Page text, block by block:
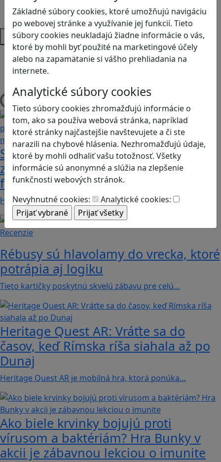
Základné súbory cookies, ktoré umožňujú navigáciu
po webovej stránke a využívanie jej funkcií. Tieto
súbory cookies neukladajú žiadne informácie o vás,
ktoré by mohli byť použité na marketingové účely
alebo na zapamätanie si vášho prehliadania na
internete.
Analytické súbory cookies
Tieto súbory cookies zhromažďujú informácie o
tom, ako sa používa webová stránka, napríklad
ktoré stránky najčastejšie navštevujete a či ste
narazili na chybové hlásenia. Nezhromažďujú údaje,
ktoré by mohli odhaliť vašu totožnosť. Všetky
informácie sú anonymné a slúžia na zlepšenie
funkčnosti webových stránok.
Nevyhnutné cookies:
Analytické cookies:
Strategické myslenie
Zdravie a pohyb
Platformy
Android
Herná konzola
Načítam blogy
Stanete sa influencerom, keď budete
zdieľať iba pravdivé, nie alternatívne
fakty? Dozviete sa v hre Follow me
Hráči a hráčky sa stávajú používateľmi/kami…
Recenzie
Rébusy sú hlavolamy do vrecka, ktoré
potrápia aj logiku
Tieto kartičky poskytnú skvelú zábavu pre celú…
Heritage Quest AR: Vráťte sa do
časov, keď Rímska ríša siahala až po
Dunaj
Heritage Quest AR je mobilná hra, ktorá ponúka…
Ako biele krvinky bojujú proti
vírusom a baktériám? Hra Bunky v
akcii je zábavnou lekciou o imunite